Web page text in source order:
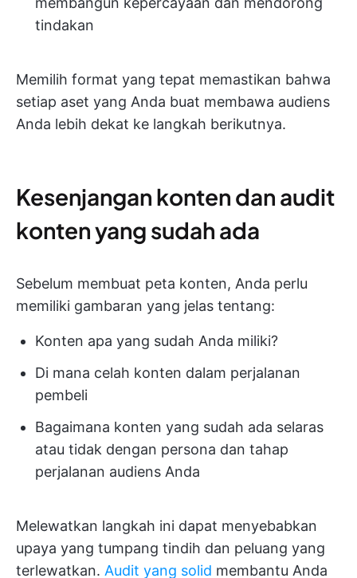
tindakan
Memilih format yang tepat memastikan bahwa
setiap aset yang Anda buat membawa audiens
Anda lebih dekat ke langkah berikutnya.
Kesenjangan konten dan audit
konten yang sudah ada
Sebelum membuat peta konten, Anda perlu
memiliki gambaran yang jelas tentang:
Konten apa yang sudah Anda miliki?
Di mana celah konten dalam perjalanan
pembeli
Bagaimana konten yang sudah ada selaras
atau tidak dengan persona dan tahap
perjalanan audiens Anda
Melewatkan langkah ini dapat menyebabkan
upaya yang tumpang tindih dan peluang yang
terlewatkan. Audit yang solid membantu Anda